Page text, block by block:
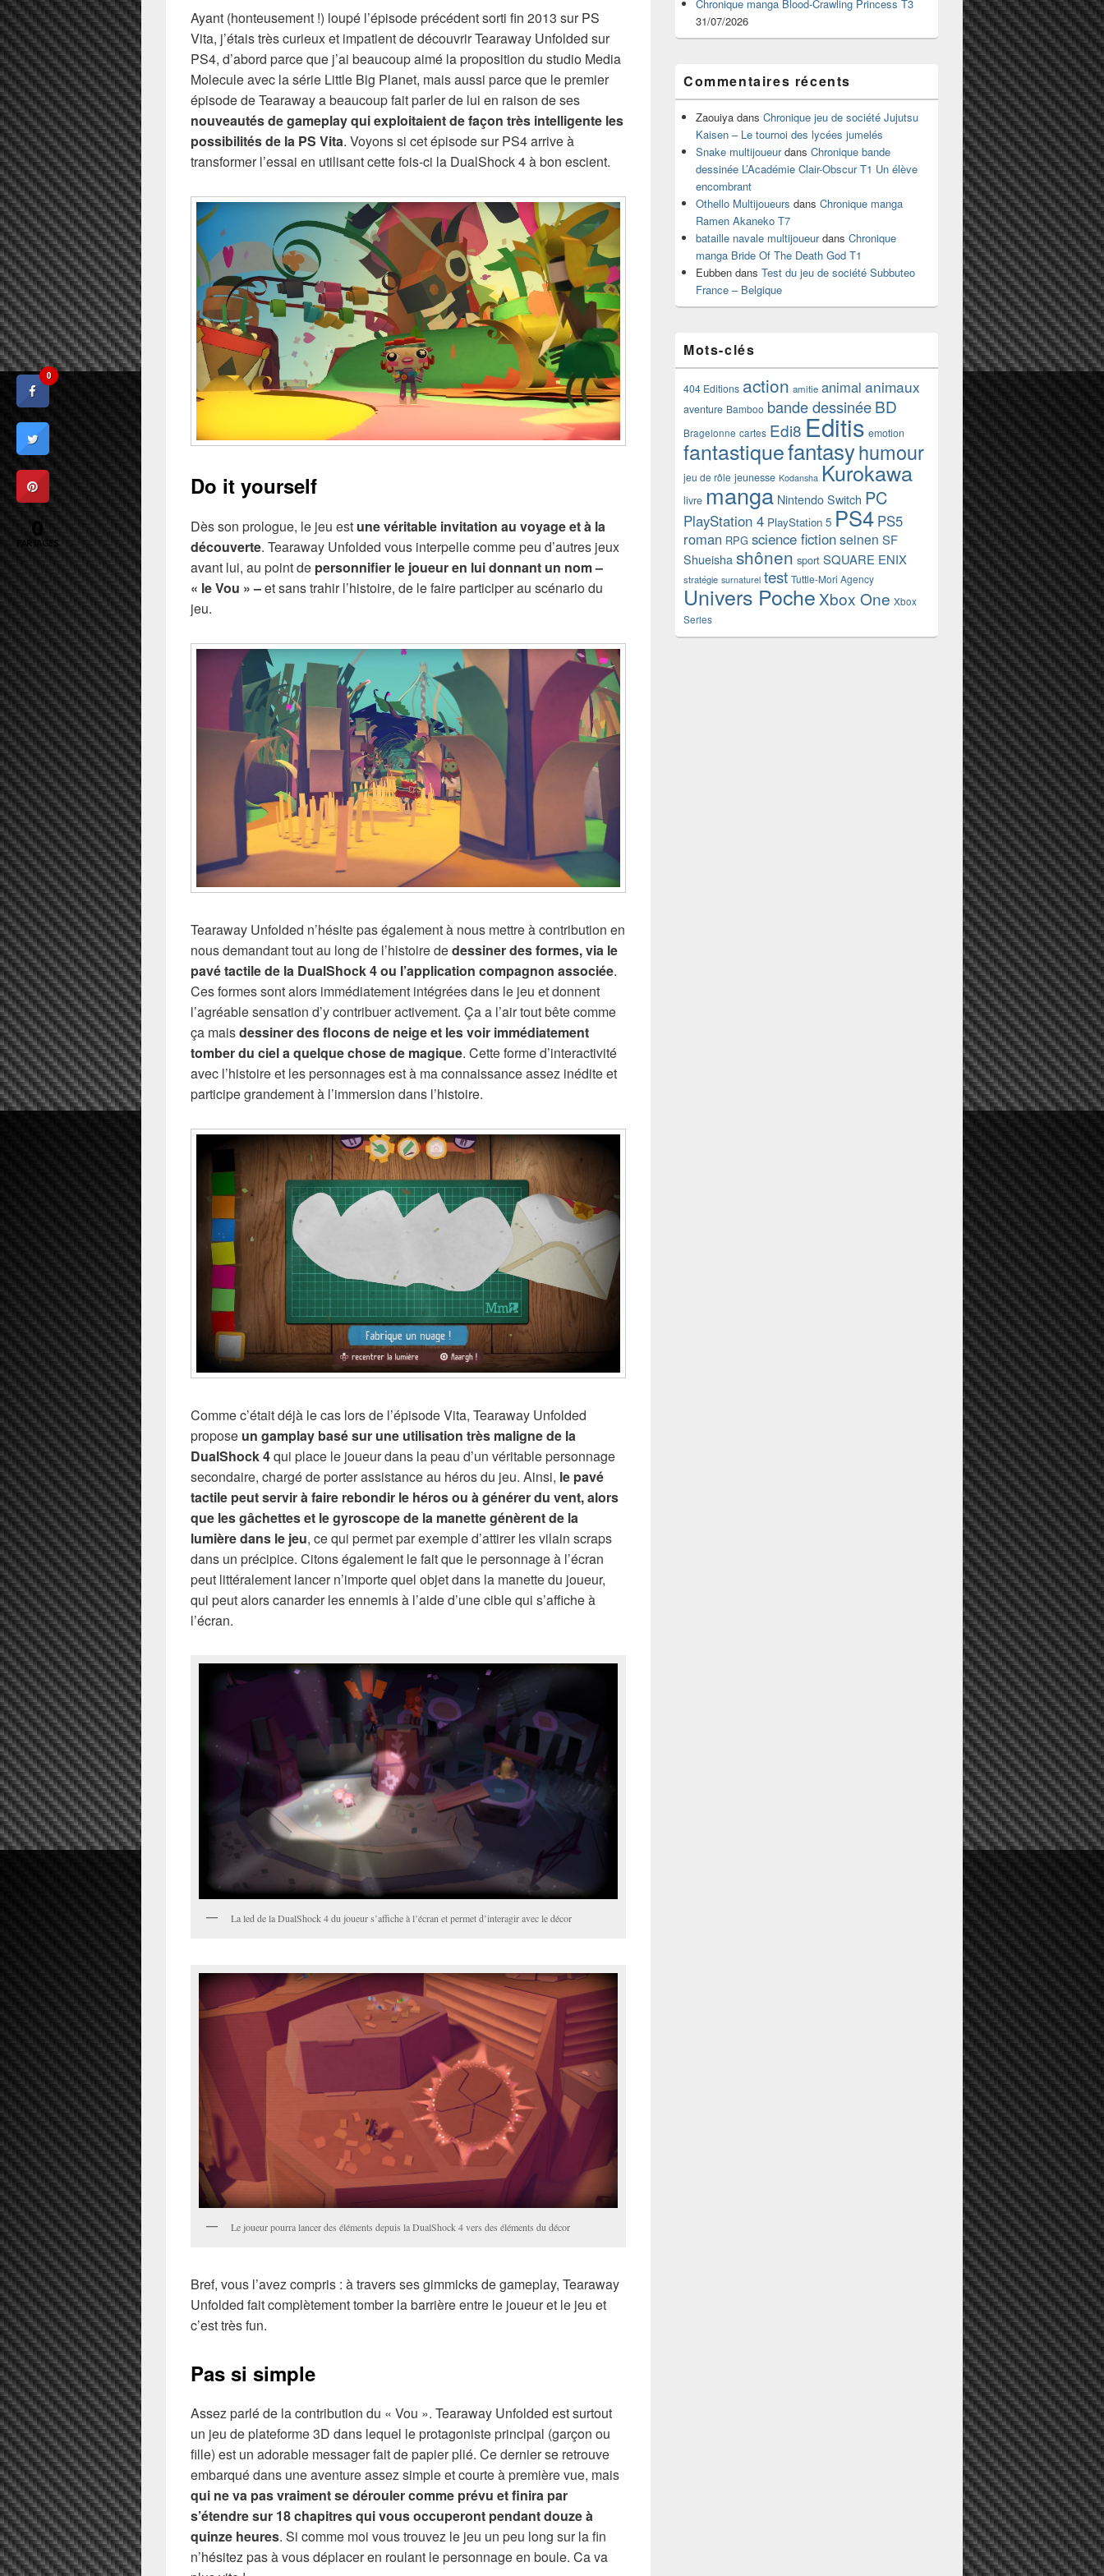
Ayant (honteusement !) loupé l’épisode précédent sorti fin 2013 sur PS
Vita, j’étais très curieux et impatient de découvrir Tearaway Unfolded sur
PS4, d’abord parce que j’ai beaucoup aimé la proposition du studio Media
Molecule avec la série Little Big Planet, mais aussi parce que le premier
épisode de Tearaway a beaucoup fait parler de lui en raison de ses
nouveautés de gameplay qui exploitaient de façon très intelligente les
possibilités de la PS Vita. Voyons si cet épisode sur PS4 arrive à
transformer l’essai en utilisant cette fois-ci la DualShock 4 à bon escient.
Do it yourself
Dès son prologue, le jeu est une véritable invitation au voyage et à la
découverte. Tearaway Unfolded vous interpelle comme peu d’autres jeux
avant lui, au point de personnifier le joueur en lui donnant un nom –
« le Vou » –et sans trahir l’histoire, de le faire participer au scénario du
jeu.
Tearaway Unfolded n’hésite pas également à nous mettre à contribution en
nous demandant tout au long de l’histoire dedessiner des formes, via le
pavé tactile de la DualShock 4 ou l’application compagnon associée.
Ces formes sont alors immédiatement intégrées dans le jeu et donnent
l’agréable sensation d’y contribuer activement. Ça a l’air tout bête comme
ça maisdessiner des flocons de neige et les voir immédiatement
tomber du ciel a quelque chose de magique. Cette forme d’interactivité
avec l’histoire et les personnages est à ma connaissance assez inédite et
participe grandement à l’immersion dans l’histoire.
Comme c’était déjà le cas lors de l’épisode Vita, Tearaway Unfolded
propose un gamplay basé sur une utilisation très maligne de la
DualShock 4qui place le joueur dans la peau d’un véritable personnage
secondaire, chargé de porter assistance au héros du jeu. Ainsi, le pavé
tactile peut servir à faire rebondir le héros ou à générer du vent, alors
que les gâchettes et le gyroscope de la manette génèrent de la
lumière dans le jeu, ce qui permet par exemple d’attirer les vilain scraps
dans un précipice. Citons également le fait que le personnage à l’écran
peut littéralement lancer n’importe quel objet dans la manette du joueur,
qui peut alors canarder les ennemis à l’aide d’une cible qui s’affiche à
l’écran.
La led de la DualShock 4 du joueur s’affiche à l’écran et permet d’interagir avec le décor
Le joueur pourra lancer des éléments depuis la DualShock 4 vers des éléments du décor
Bref, vous l’avez compris : à travers ses gimmicks de gameplay, Tearaway
Unfolded fait complètement tomber la barrière entre le joueur et le jeu et
c’est très fun.
Pas si simple
Assez parlé de la contribution du « Vou ». Tearaway Unfolded est surtout
un jeu de plateforme 3D dans lequel le protagoniste principal (garçon ou
fille) est un adorable messager fait de papier plié. Ce dernier se retrouve
embarqué dans une aventure assez simple et courte à première vue, mais
qui ne va pas vraiment se dérouler comme prévu et finira par
s’étendre sur 18 chapitres qui vous occuperont pendant douze à
quinze heures. Si comme moi vous trouvez le jeu un peu long sur la fin
n’hésitez pas à vous déplacer en roulant le personnage en boule. Ca va
Chronique manga Blood-Crawling Princess T3
31/07/2026
Commentaires récents
Zaouiya dans Chronique jeu de société Jujutsu
Kaisen – Le tournoi des lycées jumelés
Snake multijoueurdans Chronique bande
dessinée L’Académie Clair-Obscur T1 Un élève
encombrant
Othello Multijoueurs dans Chronique manga
Ramen Akaneko T7
bataille navale multijoueurdans Chronique
manga Bride Of The Death God T1
Eubben dans Test du jeu de société Subbuteo
France – Belgique
Mots-clés
404 Editions action amitie animal animaux
aventure Bamboo bande dessinéeBD
Bragelonne cartes Edi8 Editis emotion
fantastiquefantasyhumour
jeu de rôle jeunesse Kodansha Kurokawa
livre manga Nintendo Switch PC
PlayStation 4 PlayStation 5 PS4 PS5
roman RPG science fictionseinen SF
Shueisha shônen sport SQUARE ENIX
stratégie surnaturel test Tuttle-Mori Agency
Univers Poche Xbox One Xbox
Series
0
0
PARTAGES